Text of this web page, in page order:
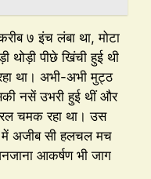
७ इंच लंबा था, मोटा
पीछे खिंची हुई थी
था। अभी-अभी मुट्ठ
नसें उभरी हुई थीं और
चमक रहा था। उस
अजीब सी हलचल मच
आकर्षण भी जाग